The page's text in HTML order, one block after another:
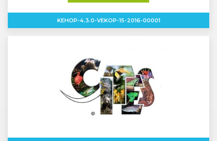
KEHOP-4.3.0-VEKOP-15-2016-00001